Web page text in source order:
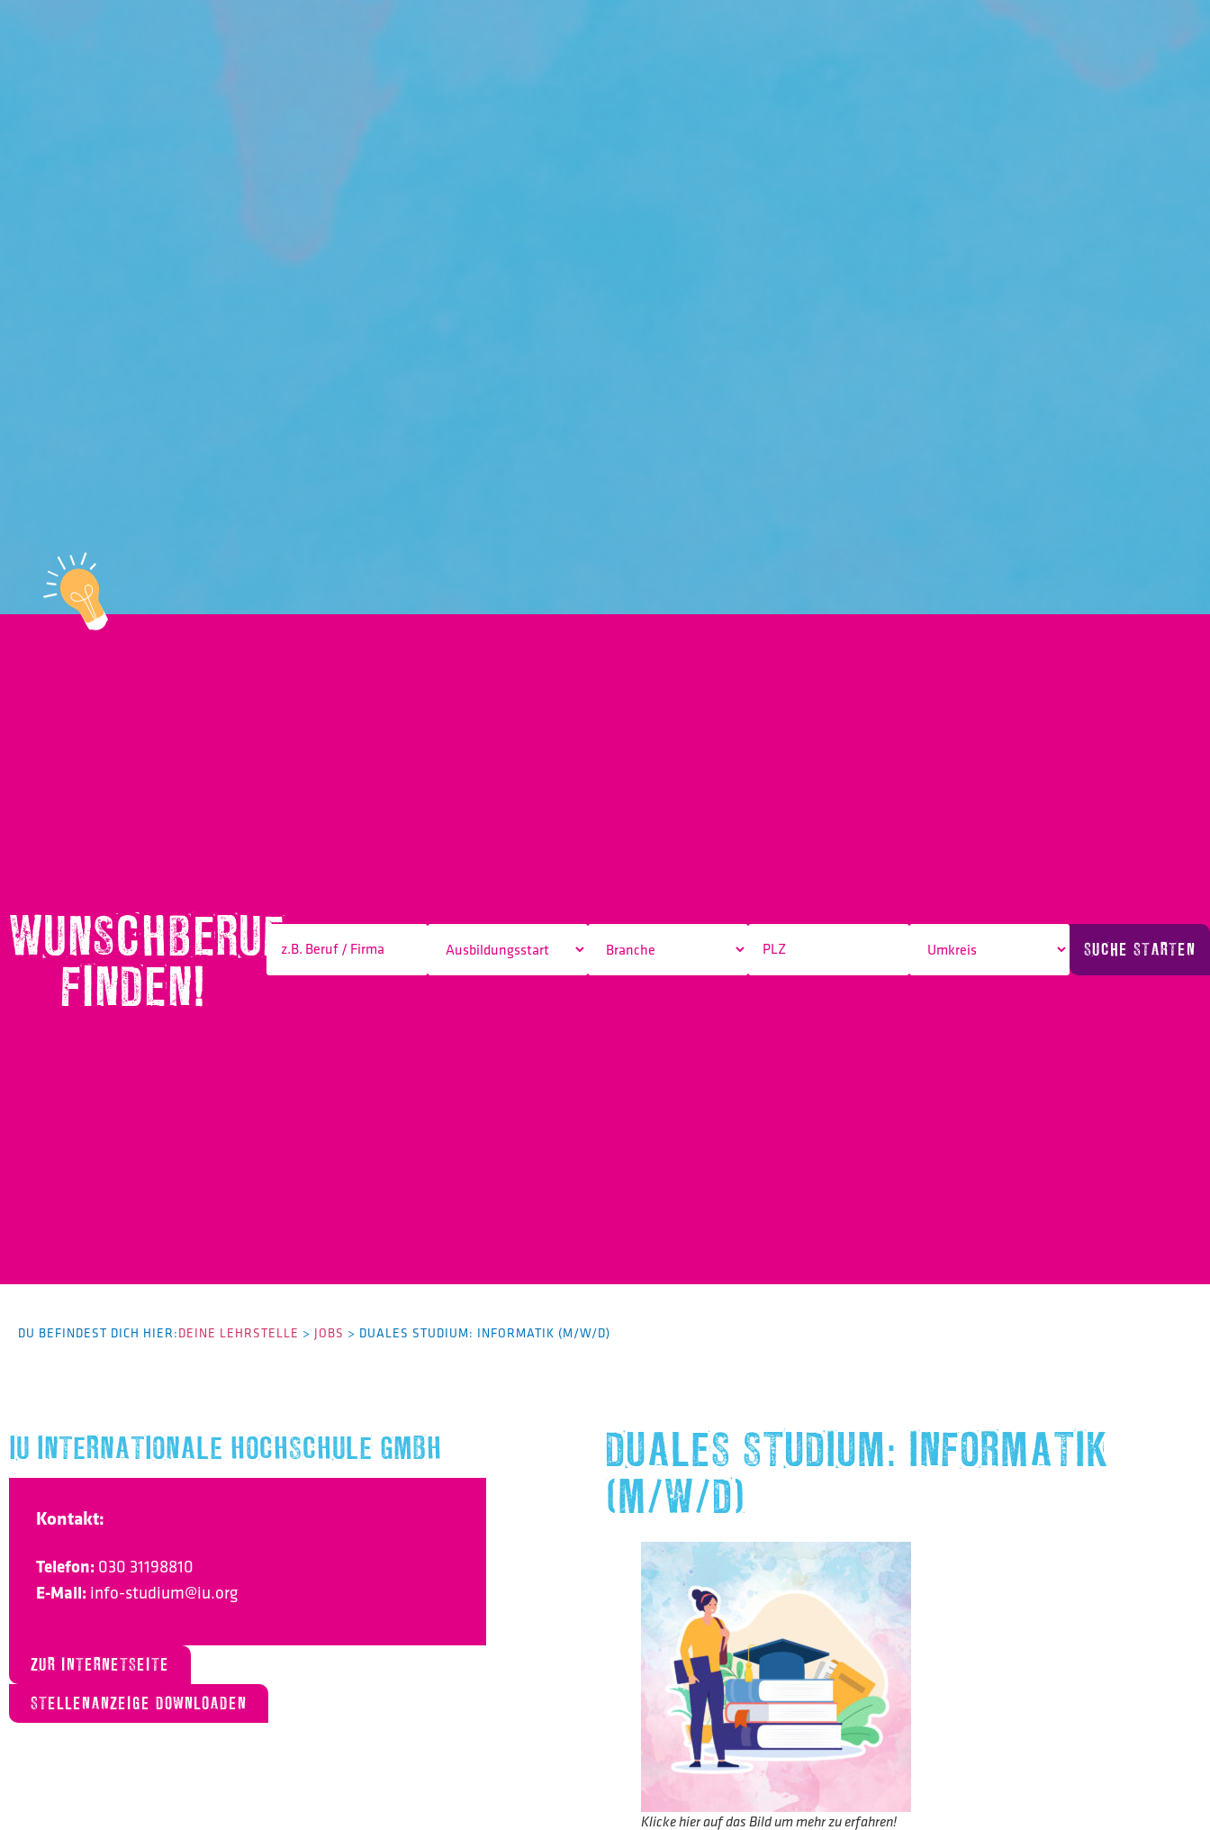
WUNSCHBERUF
FINDEN!
SUCHE STARTEN
DU BEFINDEST DICH HIER:DEINE LEHRSTELLE > JOBS > DUALES STUDIUM: INFORMATIK (M/W/D)
IU INTERNATIONALE HOCHSCHULE GMBH
Kontakt:
Telefon: 030 31198810
E-Mail: info-studium@iu.org
ZUR INTERNETSEITE
STELLENANZEIGE DOWNLOADEN
DUALES STUDIUM: INFORMATIK
(M/W/D)
Klicke hier auf das Bild um mehr zu erfahren!